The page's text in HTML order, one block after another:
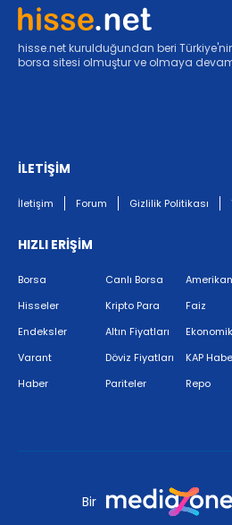
hisse.net kurulduğundan beri
borsa sitesi olmuştur ve olmaya
İLETİŞİM
İletişim Forum Gizlilik Politikası
HIZLI ERİŞİM
Borsa
Hisseler
Endeksler
Varant
Haber
Canlı Borsa
Kripto Para
Altın Fiyatları
Döviz Fiyatları
Pariteler
Faiz
KAP
Repo
Bir